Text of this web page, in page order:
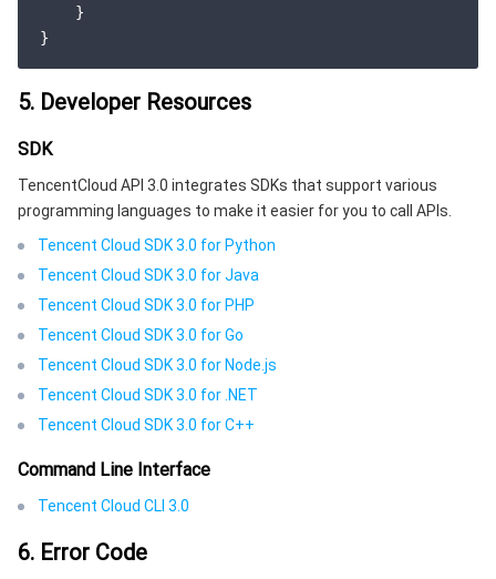
    }
5. Developer Resources
SDK
TencentCloud API 3.0 integrates SDKs that support various
programming languages to make it easier for you to call APIs.
Tencent Cloud SDK 3.0 for Python
Tencent Cloud SDK 3.0 for Java
Tencent Cloud SDK 3.0 for PHP
Tencent Cloud SDK 3.0 for Go
Tencent Cloud SDK 3.0 for Node.js
Tencent Cloud SDK 3.0 for .NET
Tencent Cloud SDK 3.0 for C++
Command Line Interface
Tencent Cloud CLI 3.0
6. Error Code